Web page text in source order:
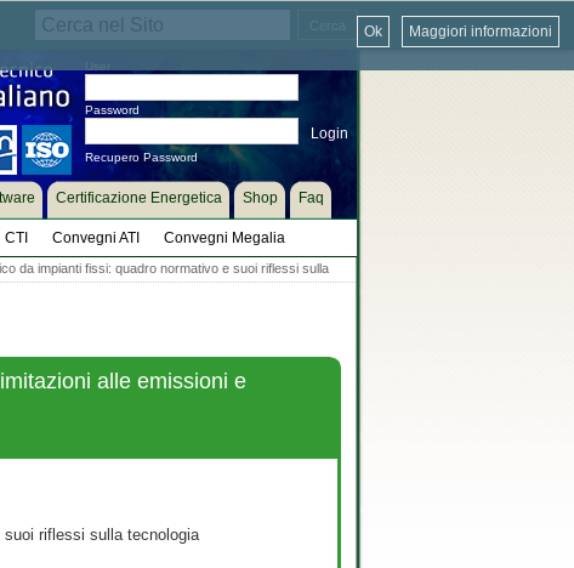
Password
Recupero Password
Convegni ATI Convegni Megalia
Certificazione Energetica Shop Faq
da impianti fissi: quadro normativo e suoi riflessi sulla
alle emissioni e
riflessi sulla tecnologia
Maggiori informazioni
Ok